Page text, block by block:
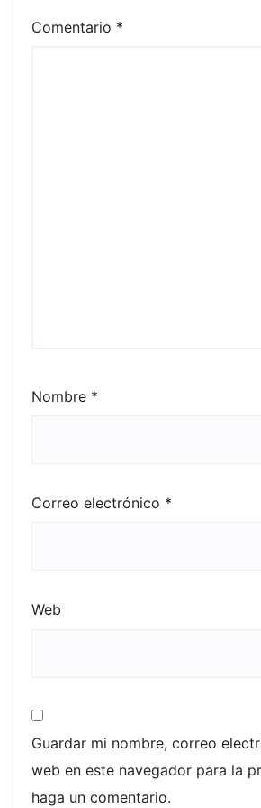
Comentario *
Nombre *
Correo electrónico *
Web
Guardar mi nombre, correo
web en este navegador para la
haga un comentario.